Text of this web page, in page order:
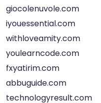
giocolenuvole.com
iyouessential.com
withloveamity.com
youlearncode.com
fxyatirim.com
abbuguide.com
technologyresult.com